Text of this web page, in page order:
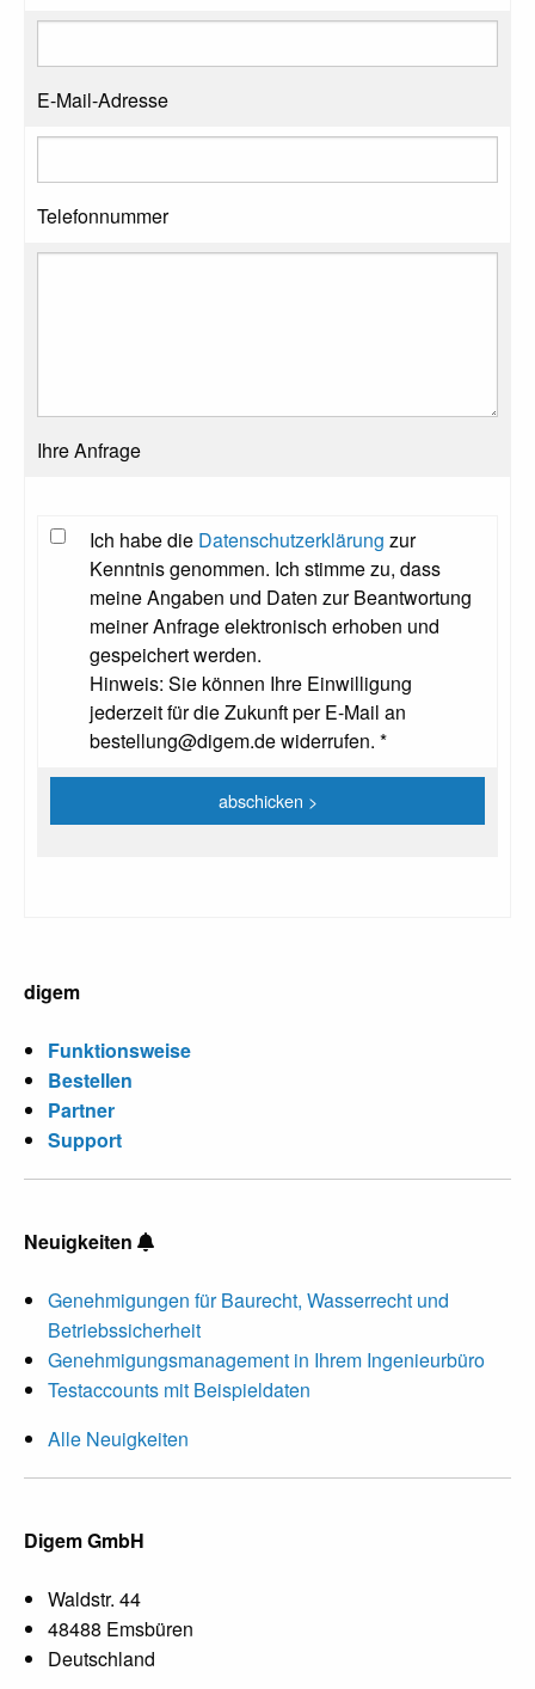
E-Mail-Adresse
Telefonnummer
Ihre Anfrage
Ich habe die Datenschutzerklärung zur
Kenntnis genommen. Ich stimme zu, dass
meine Angaben und Daten zur Beantwortung
meiner Anfrage elektronisch erhoben und
gespeichert werden.
Hinweis: Sie können Ihre Einwilligung
jederzeit für die Zukunft per E-Mail an
bestellung@digem.de widerrufen. *
digem
Funktionsweise
Bestellen
Partner
Support
Neuigkeiten
Genehmigungen für Baurecht, Wasserrecht und
Betriebssicherheit
Genehmigungsmanagement in Ihrem Ingenieurbüro
Testaccounts mit Beispieldaten
Alle Neuigkeiten
Digem GmbH
Waldstr. 44
48488 Emsbüren
Deutschland